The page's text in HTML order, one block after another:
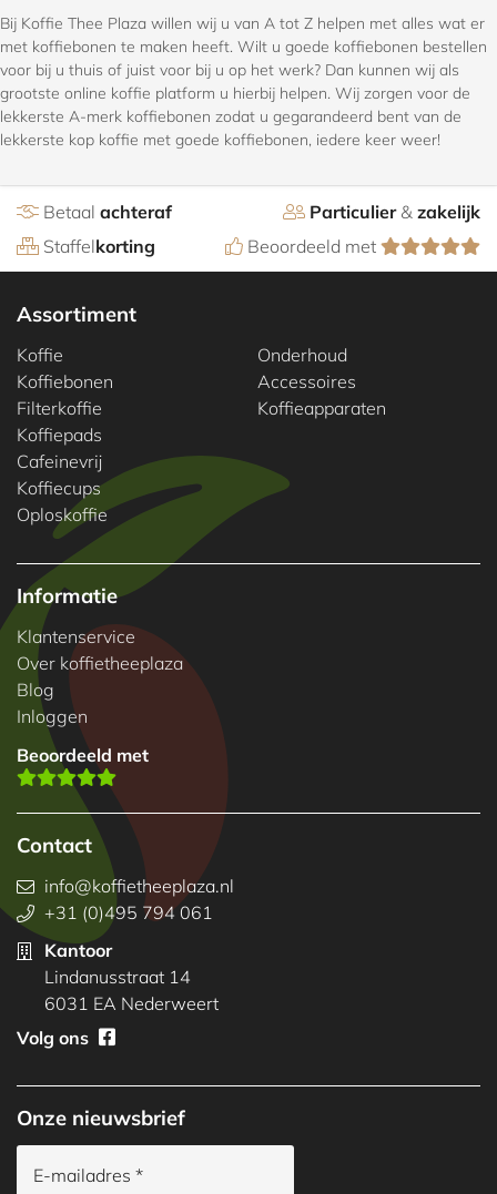
Bij Koffie Thee Plaza willen wij u van A tot Z helpen met alles wat er
met koffiebonen te maken heeft. Wilt u goede koffiebonen bestellen
voor bij u thuis of juist voor bij u op het werk? Dan kunnen wij als
grootste online koffie platform u hierbij helpen. Wij zorgen voor de
lekkerste A-merk koffiebonen zodat u gegarandeerd bent van de
lekkerste kop koffie met goede koffiebonen, iedere keer weer!
Betaal achteraf Particulier& zakelijk
Staffelkorting Beoordeeld met
Assortiment
Koffie
Koffiebonen
Filterkoffie
Koffiepads
Cafeinevrij
Koffiecups
Oploskoffie
Onderhoud
Accessoires
Koffieapparaten
Informatie
Klantenservice
Over koffietheeplaza
Blog
Inloggen
Beoordeeld met
Contact
info@koffietheeplaza.nl
+31 (0)495 794 061
Kantoor
Lindanusstraat 14
6031 EA Nederweert
Volg ons
Onze nieuwsbrief
E-mailadres *